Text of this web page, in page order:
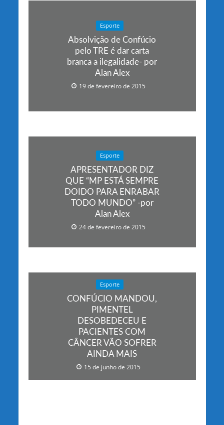
Esporte
Absolvição de Confúcio
pelo TRE é dar carta
branca a ilegalidade- por
Alan Alex
19 de fevereiro de 2015
Esporte
APRESENTADOR DIZ
QUE “MP ESTÁ SEMPRE
DOIDO PARA ENRABAR
TODO MUNDO” -por
Alan Alex
24 de fevereiro de 2015
Esporte
CONFÚCIO MANDOU,
PIMENTEL
DESOBEDECEU E
PACIENTES COM
CÂNCER VÃO SOFRER
AINDA MAIS
15 de junho de 2015